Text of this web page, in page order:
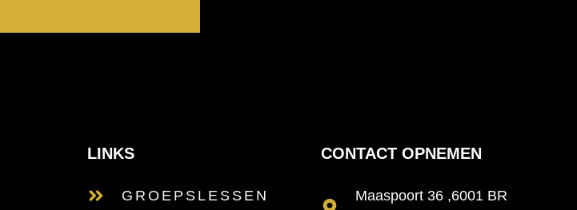
LINKS
GROEPSLESSEN
CONTACT OPNEMEN
Maaspoort 36 ,6001 BR